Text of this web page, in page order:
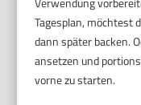
Tagesplan, möchtest
dann später backen.
ansetzen und
vorne zu starten.